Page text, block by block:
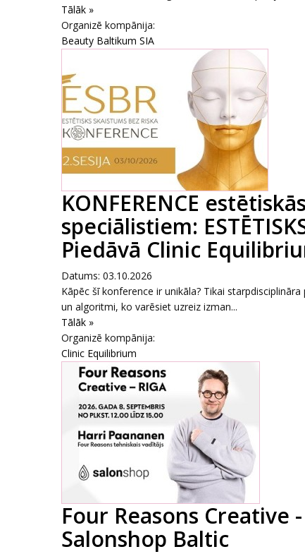
Tālāk »
Organizē kompānija:
Beauty Baltikum SIA
KONFERENCE
speciālistiem:
Piedāvā Clinic
Datums: 03.10.2026
Kāpēc šī konference ir unikāla? Tikai
un algoritmi, ko varēsiet uzreiz izman...
Tālāk »
Organizē kompānija:
Clinic Equilibrium
Four Reasons Creative
Salonshop Baltic